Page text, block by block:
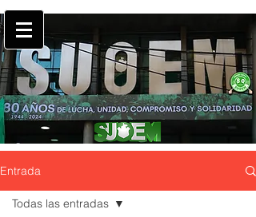
Entrada
Todas las entradas